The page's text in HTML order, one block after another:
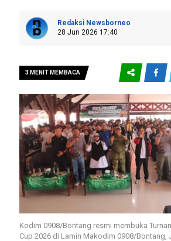
Redaksi Newsborneo
28 Jun 2026 17:40
3 MENIT MEMBACA
Kodim 0908/Bontang resmi membuka
Cup 2026 di Lamin Makodim 0908/Bontang,